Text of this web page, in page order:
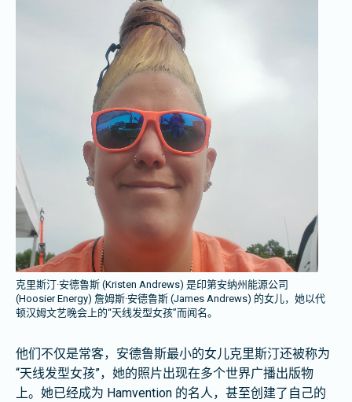
克里斯汀·安德鲁斯 (Kristen Andrews) 是印第安纳州能源公司
(Hoosier Energy) 詹姆斯·安德鲁斯 (James Andrews) 的女儿，她以代
顿汉姆文艺晚会上的“天线发型女孩”而闻名。
他们不仅是常客，安德鲁斯最小的女儿克里斯汀还被称为
“天线发型女孩”，她的照片出现在多个世界广播出版物
上。她已经成为 Hamvention 的名人，甚至创建了自己的